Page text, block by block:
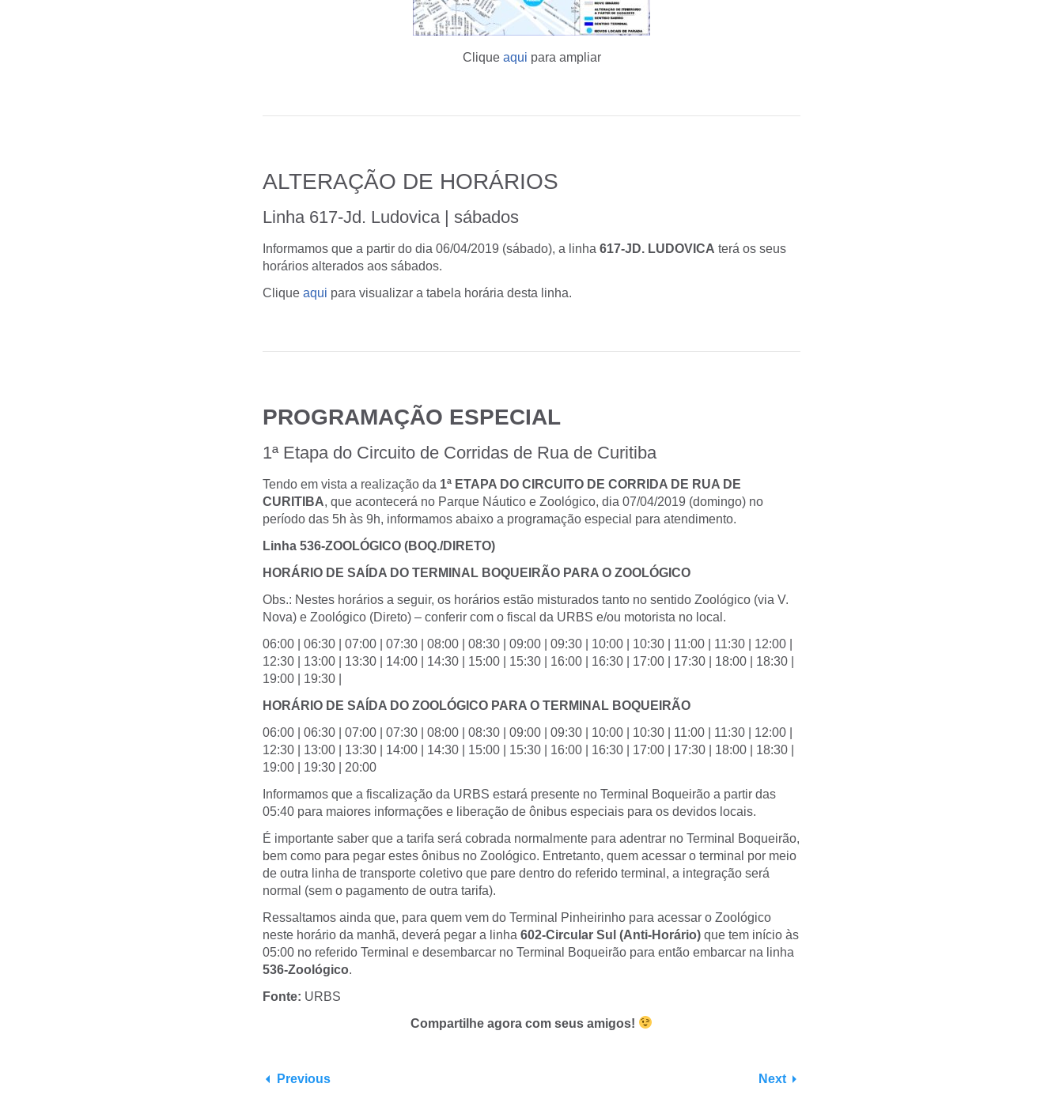
Clique aqui para ampliar
ALTERAÇÃO DE HORÁRIOS
Linha 617-Jd. Ludovica | sábados
Informamos que a partir do dia 06/04/2019 (sábado), a linha 617-JD. LUDOVICA terá os seus
horários alterados aos sábados.
Clique aqui para visualizar a tabela horária desta linha.
PROGRAMAÇÃO ESPECIAL
1ª Etapa do Circuito de Corridas de Rua de Curitiba
Tendo em vista a realização da 1ª ETAPA DO CIRCUITO DE CORRIDA DE RUA DE
CURITIBA, que acontecerá no Parque Náutico e Zoológico, dia 07/04/2019 (domingo) no
período das 5h às 9h, informamos abaixo a programação especial para atendimento.
Linha 536-ZOOLÓGICO (BOQ./DIRETO)
HORÁRIO DE SAÍDA DO TERMINAL BOQUEIRÃO PARA O ZOOLÓGICO
Obs.: Nestes horários a seguir, os horários estão misturados tanto no sentido Zoológico (via V.
Nova) e Zoológico (Direto) – conferir com o fiscal da URBS e/ou motorista no local.
06:00 | 06:30 | 07:00 | 07:30 | 08:00 | 08:30 | 09:00 | 09:30 | 10:00 | 10:30 | 11:00 | 11:30 | 12:00 |
12:30 | 13:00 | 13:30 | 14:00 | 14:30 | 15:00 | 15:30 | 16:00 | 16:30 | 17:00 | 17:30 | 18:00 | 18:30 |
19:00 | 19:30 |
HORÁRIO DE SAÍDA DO ZOOLÓGICO PARA O TERMINAL BOQUEIRÃO
06:00 | 06:30 | 07:00 | 07:30 | 08:00 | 08:30 | 09:00 | 09:30 | 10:00 | 10:30 | 11:00 | 11:30 | 12:00 |
12:30 | 13:00 | 13:30 | 14:00 | 14:30 | 15:00 | 15:30 | 16:00 | 16:30 | 17:00 | 17:30 | 18:00 | 18:30 |
19:00 | 19:30 | 20:00
Informamos que a fiscalização da URBS estará presente no Terminal Boqueirão a partir das
05:40 para maiores informações e liberação de ônibus especiais para os devidos locais.
É importante saber que a tarifa será cobrada normalmente para adentrar no Terminal Boqueirão,
bem como para pegar estes ônibus no Zoológico. Entretanto, quem acessar o terminal por meio
de outra linha de transporte coletivo que pare dentro do referido terminal, a integração será
normal (sem o pagamento de outra tarifa).
Ressaltamos ainda que, para quem vem do Terminal Pinheirinho para acessar o Zoológico
neste horário da manhã, deverá pegar a linha 602-Circular Sul (Anti-Horário) que tem início às
05:00 no referido Terminal e desembarcar no Terminal Boqueirão para então embarcar na linha
536-Zoológico.
Fonte: URBS
Compartilhe agora com seus amigos!
Previous Next